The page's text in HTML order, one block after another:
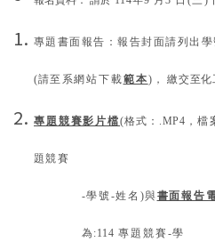
專題書面報告：報告封面請列出
(請至系網 站下載範本) ， 繳交至化
專題競賽影片檔(格式： .MP4 ，檔
題競賽
-學號-姓名 )與書面報告
為 :114 專題競賽 -學